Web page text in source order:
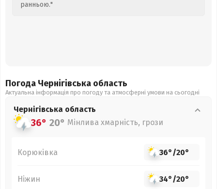
ранньою."
Погода Чернігівська область
Актуальна інформація про погоду та атмосферні умови на сьогодні
Чернігівська область
36° 20° Мінлива хмарність, грози
Корюківка 36°/20°
Ніжин 34°/20°